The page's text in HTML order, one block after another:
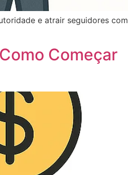
e atrair seguidores com
Começar